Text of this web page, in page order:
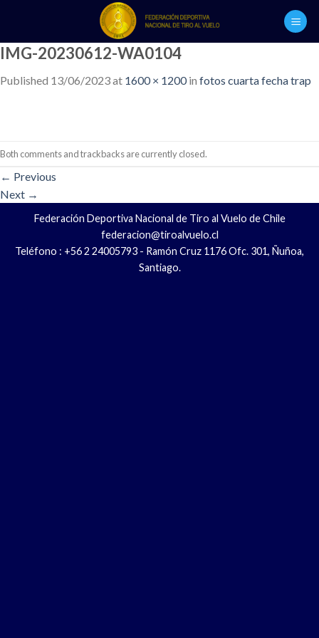
content
IMG-20230612-WA0104
Published 13/06/2023at 1600 × 1200in fotos cuarta fecha trap
Both comments and trackbacks are currently closed.
← Previous
Next →
Federación Deportiva Nacional de Tiro al Vuelo de Chile
federacion@tiroalvuelo.cl
Teléfono : +56 2 24005793 - Ramón Cruz 1176 Ofc. 301, Ñuñoa,
Santiago.